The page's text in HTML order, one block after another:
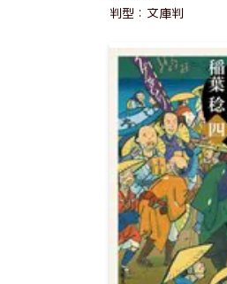
判型：文庫判